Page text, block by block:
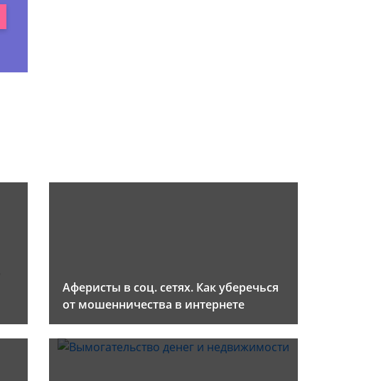
Аферисты в соц. сетях. Как уберечься
от мошенничества в интернете